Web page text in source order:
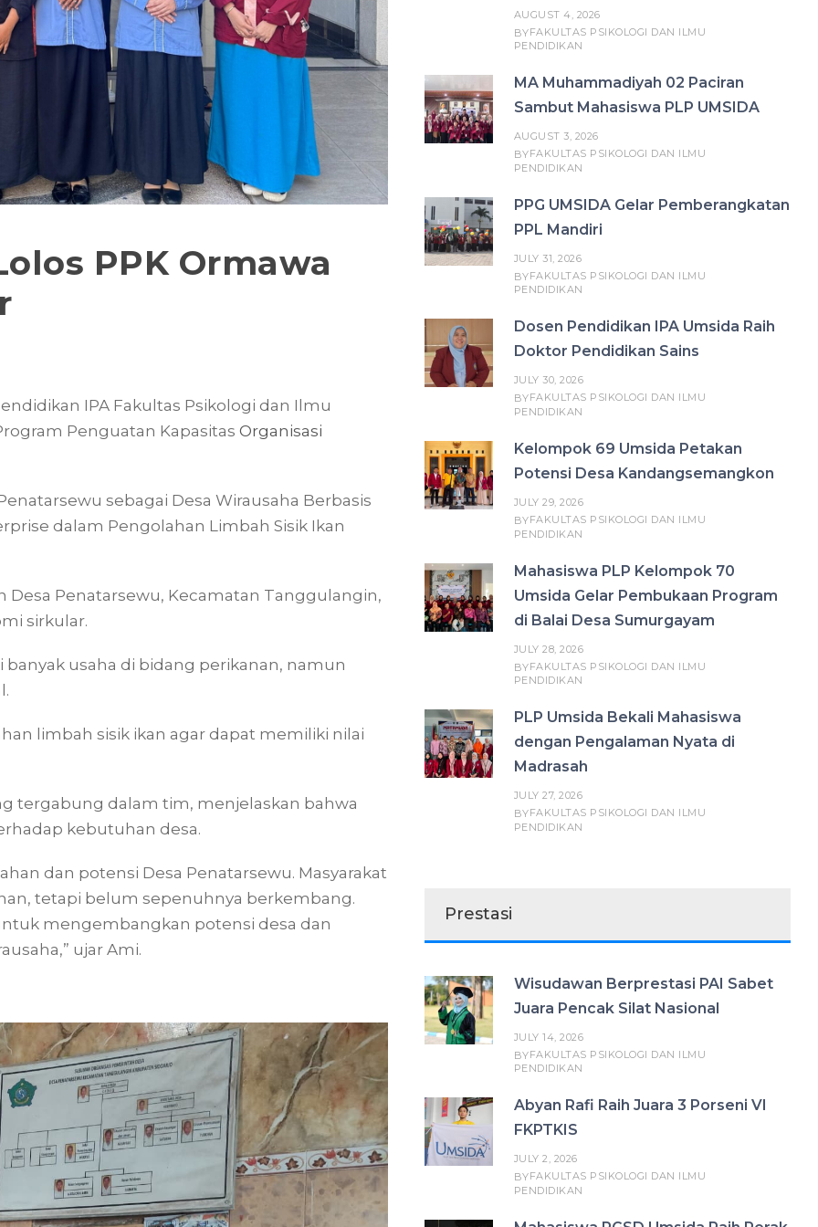
PPK Ormawa
IPA Fakultas Psikologi dan Ilmu
Penguatan Kapasitas Organisasi
sebagai Desa Wirausaha Berbasis
dalam Pengolahan Limbah Sisik Ikan
Penatarsewu, Kecamatan Tanggulangin,
sirkular.
usaha di bidang perikanan, namun
limbah sisik ikan agar dapat memiliki nilai
tergabung dalam tim, menjelaskan bahwa
kebutuhan desa.
dan potensi Desa Penatarsewu. Masyarakat
tetapi belum sepenuhnya berkembang.
mengembangkan potensi desa dan
ujar Ami.
AUGUST 4, 2026
BYFAKULTAS PSIKOLOGI DAN ILMU
PENDIDIKAN
MA Muhammadiyah 02 Paciran
Sambut Mahasiswa PLP UMSIDA
AUGUST 3, 2026
BYFAKULTAS PSIKOLOGI DAN ILMU
PENDIDIKAN
PPG UMSIDA Gelar Pemberangkatan
PPL Mandiri
JULY 31, 2026
BYFAKULTAS PSIKOLOGI DAN ILMU
PENDIDIKAN
Dosen Pendidikan IPA Umsida Raih
Doktor Pendidikan Sains
JULY 30, 2026
BYFAKULTAS PSIKOLOGI DAN ILMU
PENDIDIKAN
Kelompok 69 Umsida Petakan
Potensi Desa Kandangsemangkon
JULY 29, 2026
BYFAKULTAS PSIKOLOGI DAN ILMU
PENDIDIKAN
Mahasiswa PLP Kelompok 70
Umsida Gelar Pembukaan Program
di Balai Desa Sumurgayam
JULY 28, 2026
BYFAKULTAS PSIKOLOGI DAN ILMU
PENDIDIKAN
PLP Umsida Bekali Mahasiswa
dengan Pengalaman Nyata di
Madrasah
JULY 27, 2026
BYFAKULTAS PSIKOLOGI DAN ILMU
PENDIDIKAN
Prestasi
Wisudawan Berprestasi PAI Sabet
Juara Pencak Silat Nasional
JULY 14, 2026
BYFAKULTAS PSIKOLOGI DAN ILMU
PENDIDIKAN
Abyan Rafi Raih Juara 3 Porseni VI
FKPTKIS
JULY 2, 2026
BYFAKULTAS PSIKOLOGI DAN ILMU
PENDIDIKAN